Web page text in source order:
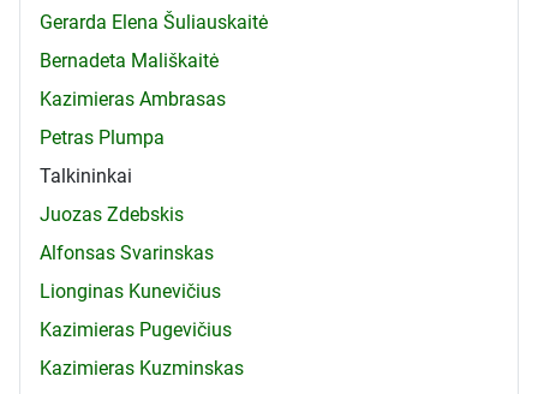
Gerarda Elena Šuliauskaitė
Bernadeta Mališkaitė
Kazimieras Ambrasas
Petras Plumpa
Talkininkai
Juozas Zdebskis
Alfonsas Svarinskas
Lionginas Kunevičius
Kazimieras Pugevičius
Kazimieras Kuzminskas